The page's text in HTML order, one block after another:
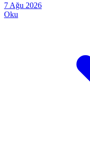
7 Ağu 2026
Oku